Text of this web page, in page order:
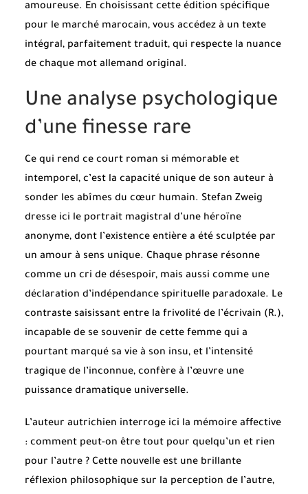
amoureuse. En choisissant cette édition spécifique
pour le marché marocain, vous accédez à un texte
intégral, parfaitement traduit, qui respecte la nuance
de chaque mot allemand original.
Une analyse psychologique
d’une finesse rare
Ce qui rend ce court roman si mémorable et
intemporel, c’est la capacité unique de son auteur à
sonder les abîmes du cœur humain. Stefan Zweig
dresse ici le portrait magistral d’une héroïne
anonyme, dont l’existence entière a été sculptée par
un amour à sens unique. Chaque phrase résonne
comme un cri de désespoir, mais aussi comme une
déclaration d’indépendance spirituelle paradoxale. Le
contraste saisissant entre la frivolité de l’écrivain (R.),
incapable de se souvenir de cette femme qui a
pourtant marqué sa vie à son insu, et l’intensité
tragique de l’inconnue, confère à l’œuvre une
puissance dramatique universelle.
L’auteur autrichien interroge ici la mémoire affective
: comment peut-on être tout pour quelqu’un et rien
pour l’autre ? Cette nouvelle est une brillante
réflexion philosophique sur la perception de l’autre,